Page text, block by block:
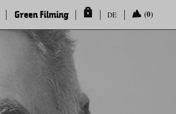
Green Filming DE (0)